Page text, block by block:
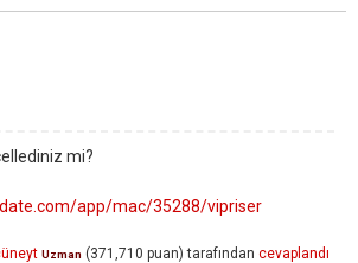
mi?
app/mac/35288/vipriser
Uzman (371,710 puan) tarafından cevaplandı